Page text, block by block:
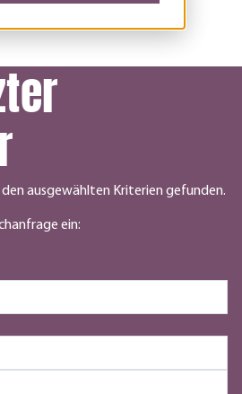
ausgewählten Kriterien gefunden.
ein: